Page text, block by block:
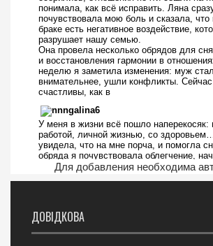
Для добавления необходима
ДОВІДКОВА